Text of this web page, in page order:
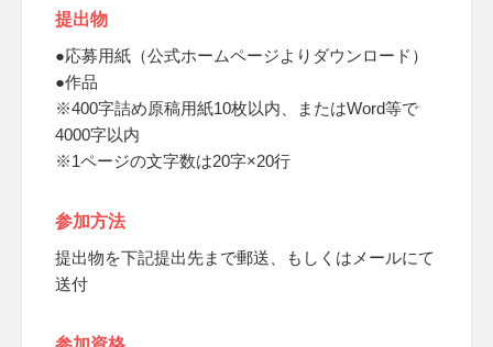
提出物
●応募用紙（公式ホームページよりダウンロード）
●作品
※400字詰め原稿用紙10枚以内、またはWord等で
4000字以内
※1ページの文字数は20字×20行
参加方法
提出物を下記提出先まで郵送、もしくはメールにて
送付